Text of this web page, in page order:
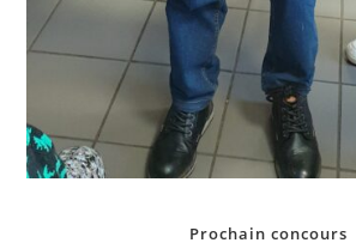
Prochain concours